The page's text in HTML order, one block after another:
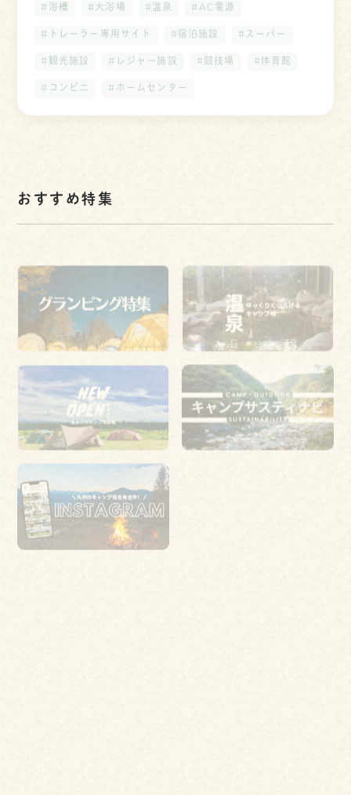
#浴槽 #大浴場 #温泉 #AC電源
#トレーラー専用サイト #宿泊施設 #スーパー
#観光施設 #レジャー施設 #競技場 #体育館
#コンビニ #ホームセンター
おすすめ特集